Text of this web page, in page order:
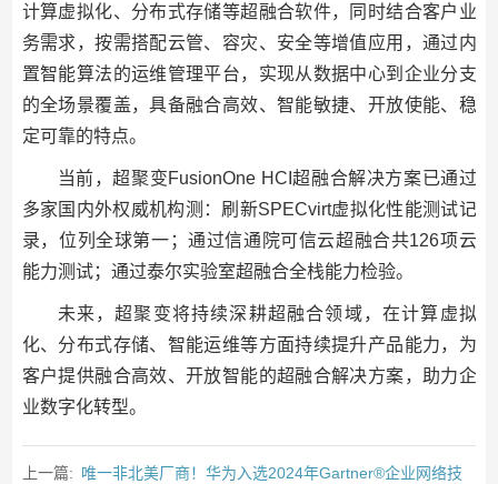
计算虚拟化、分布式存储等超融合软件，同时结合客户业
务需求，按需搭配云管、容灾、安全等增值应用，通过内
置智能算法的运维管理平台，实现从数据中心到企业分支
的全场景覆盖，具备融合高效、智能敏捷、开放使能、稳
定可靠的特点。
当前，超聚变FusionOne HCI超融合解决方案已通过
多家国内外权威机构测：刷新SPECvirt虚拟化性能测试记
录，位列全球第一；通过信通院可信云超融合共126项云
能力测试；通过泰尔实验室超融合全栈能力检验。
未来，超聚变将持续深耕超融合领域，在计算虚拟
化、分布式存储、智能运维等方面持续提升产品能力，为
客户提供融合高效、开放智能的超融合解决方案，助力企
业数字化转型。
上一篇: 唯一非北美厂商！华为入选2024年Gartner®企业网络技